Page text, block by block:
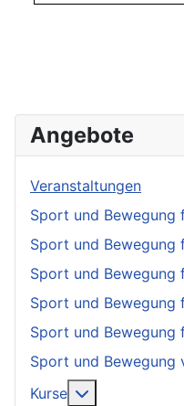
Angebote
Veranstaltungen
Sport und Bewegung
Sport und Bewegung
Sport und Bewegung
Sport und Bewegung
Sport und Bewegung
Sport und Bewegung
Kurse